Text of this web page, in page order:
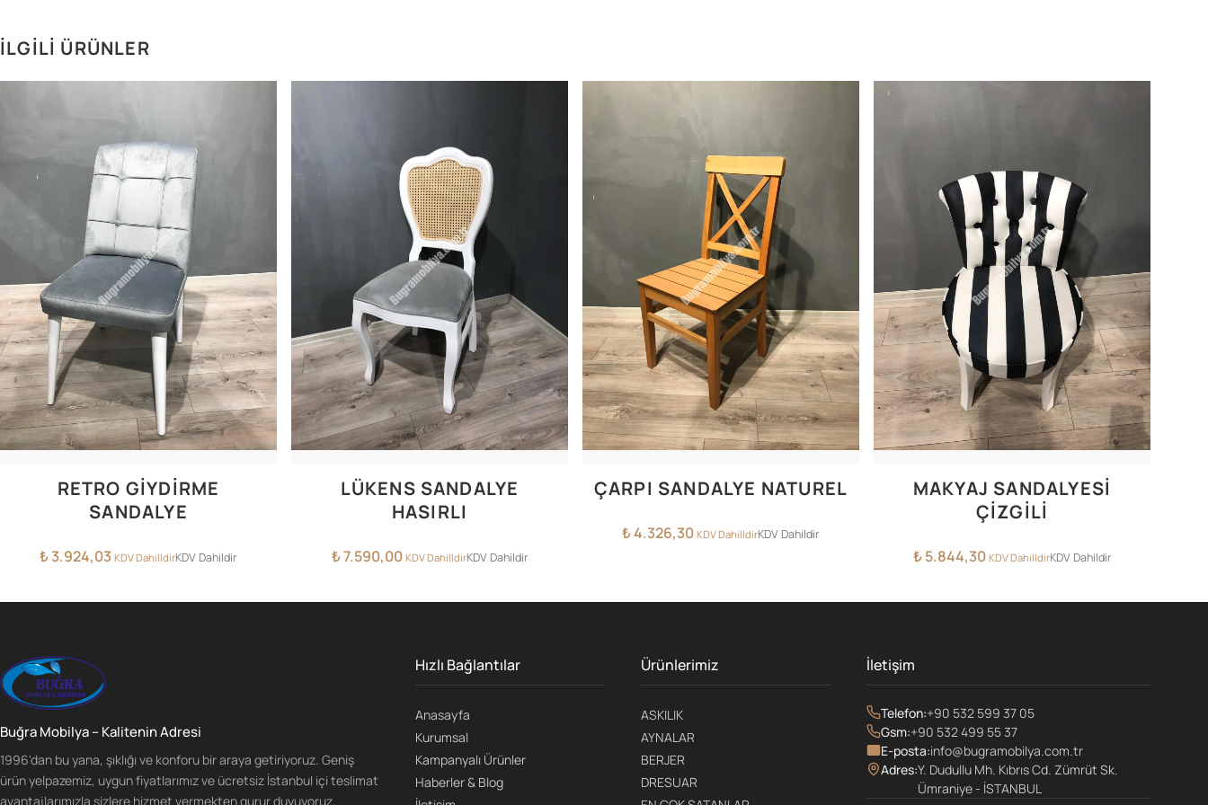
İLGILI ÜRÜNLER
RETRO GİYDİRME
SANDALYE
₺3.924,03 KDV DahilldirKDV Dahildir
LÜKENS SANDALYE
HASIRLI
₺7.590,00 KDV DahilldirKDV Dahildir
ÇARPI SANDALYE NATUREL
₺4.326,30 KDV DahilldirKDV Dahildir
MAKYAJ SANDALYESİ
ÇİZGİLİ
₺5.844,30 KDV DahilldirKDV Dahildir
Buğra Mobilya – Kalitenin Adresi
1996'dan bu yana, şıklığı ve konforu bir araya getiriyoruz. Geniş
ürün yelpazemiz, uygun fiyatlarımız ve ücretsiz İstanbul içi teslimat
avantajlarımızla sizlere hizmet vermekten gurur duyuyoruz.
Hızlı Bağlantılar
Anasayfa
Kurumsal
Kampanyalı Ürünler
Haberler & Blog
Ürünlerimiz
ASKILIK
AYNALAR
BERJER
DRESUAR
İletişim
Telefon:+90 532 599 37 05
Gsm:+90 532 499 55 37
E-posta:info@bugramobilya.com.tr
Adres:Y. Dudullu Mh. Kıbrıs Cd. Zümrüt Sk.
Ümraniye - İSTANBUL